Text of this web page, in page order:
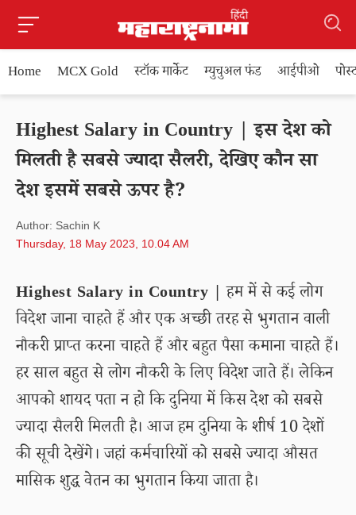
Home MCX Gold स्टॉक मार्केट म्युचुअल फंड आईपीओ
Highest Salary in Country | इस देश को
मिलती है सबसे ज्यादा सैलरी, देखिए कौन सा
देश इसमें सबसे ऊपर है?
Author: Sachin K
Thursday, 18 May 2023, 10.04 AM
Highest Salary in Country | हम में से कई लोग
विदेश जाना चाहते हैं और एक अच्छी तरह से भुगतान वाली
नौकरी प्राप्त करना चाहते हैं और बहुत पैसा कमाना चाहते हैं।
हर साल बहुत से लोग नौकरी के लिए विदेश जाते हैं। लेकिन
आपको शायद पता न हो कि दुनिया में किस देश को सबसे
ज्यादा सैलरी मिलती है। आज हम दुनिया के शीर्ष 10 देशों
की सूची देखेंगे। जहां कर्मचारियों को सबसे ज्यादा औसत
मासिक शुद्ध वेतन का भुगतान किया जाता है।